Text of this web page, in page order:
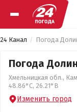
24 Канал Погода
Погода
Хмельницкая обл.,
48.86°С, 26.21°В
Изменить город